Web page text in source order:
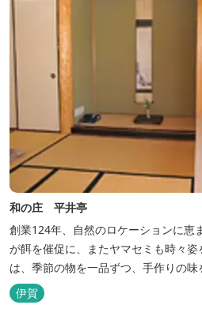
和の庄 平井亭
創業124年、自然のロケーションに恵
が餌を催促に、またヤマセミも時々
は、季節の物を一品ずつ、手作りの
（宿泊一日一組）
伊賀